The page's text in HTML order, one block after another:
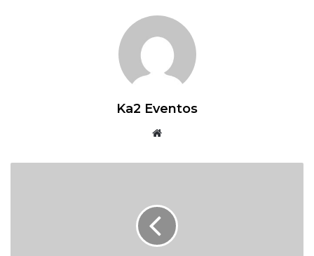
Ka2 Eventos
b